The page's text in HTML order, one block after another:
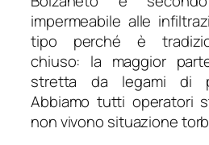
impermeabile alle
tipo perché è
chiuso: la maggior
stretta da legami di
Abbiamo tutti operatori
non vivono situazione